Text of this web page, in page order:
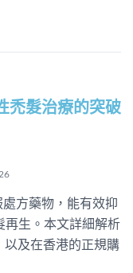
禿髮治療的突破
處方藥物，能有效抑
再生。本文詳細解析
以及在香港的正規購